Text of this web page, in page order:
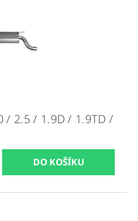
/ 2.5 / 1.9D / 1.9TD /